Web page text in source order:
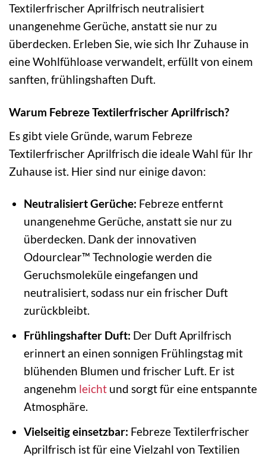
Textilerfrischer Aprilfrisch neutralisiert
unangenehme Gerüche, anstatt sie nur zu
überdecken. Erleben Sie, wie sich Ihr Zuhause in
eine Wohlfühloase verwandelt, erfüllt von einem
sanften, frühlingshaften Duft.
Warum Febreze Textilerfrischer Aprilfrisch?
Es gibt viele Gründe, warum Febreze
Textilerfrischer Aprilfrisch die ideale Wahl für Ihr
Zuhause ist. Hier sind nur einige davon:
Neutralisiert Gerüche: Febreze entfernt
unangenehme Gerüche, anstatt sie nur zu
überdecken. Dank der innovativen
Odourclear™ Technologie werden die
Geruchsmoleküle eingefangen und
neutralisiert, sodass nur ein frischer Duft
zurückbleibt.
Frühlingshafter Duft: Der Duft Aprilfrisch
erinnert an einen sonnigen Frühlingstag mit
blühenden Blumen und frischer Luft. Er ist
angenehm leichtund sorgt für eine entspannte
Atmosphäre.
Vielseitig einsetzbar: Febreze Textilerfrischer
Aprilfrisch ist für eine Vielzahl von Textilien